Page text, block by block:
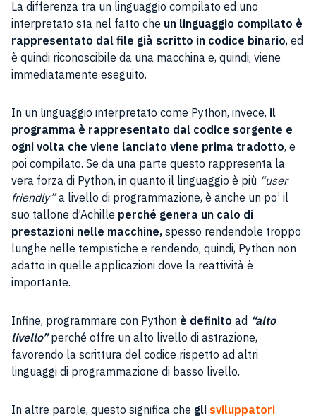
La differenza tra un linguaggio compilato ed uno
interpretato sta nel fatto che un linguaggio compilato è
rappresentato dal file già scritto in codice binario, ed
è quindi riconoscibile da una macchina e, quindi, viene
immediatamente eseguito.
In un linguaggio interpretato come Python, invece, il
programma è rappresentato dal codice sorgente e
ogni volta che viene lanciato viene prima tradotto, e
poi compilato. Se da una parte questo rappresenta la
vera forza di Python, in quanto il linguaggio è più “user
friendly”a livello di programmazione, è anche un po’ il
suo tallone d’Achille perché genera un calo di
prestazioni nelle macchine, spesso rendendole troppo
lunghe nelle tempistiche e rendendo, quindi, Python non
adatto in quelle applicazioni dove la reattività è
importante.
Infine, programmare con Python è definito ad “alto
livello”perché offre un alto livello di astrazione,
favorendo la scrittura del codice rispetto ad altri
linguaggi di programmazione di basso livello.
In altre parole, questo significa che gli sviluppatori